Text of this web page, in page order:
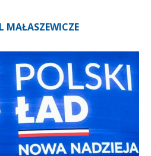
MAŁASZEWICZE